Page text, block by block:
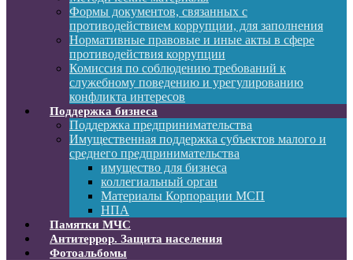
Формы документов, связанных с
противодействием коррупции, для заполнения
Нормативные правовые и иные акты в сфере
противодействия коррупции
Комиссия по соблюдению требований к
служебному поведению и урегулированию
конфликта интересов
Поддержка бизнеса
Поддержка предпринимательства
Имущественная поддержка субъектов малого и
среднего предпринимательства
имущество для бизнеса
коллегиальный орган
Материалы Корпорации МСП
НПА
Памятки МЧС
Антитеррор. Защита населения
Фотоальбомы